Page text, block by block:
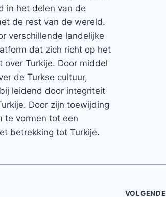
in het delen van de
de rest van de wereld.
verschillende landelijke
dat zich richt op het
Turkije. Door middel
de Turkse cultuur,
leidend door integriteit
Door zijn toewijding
te vormen tot een
betrekking tot Turkije.
VOLGENDE